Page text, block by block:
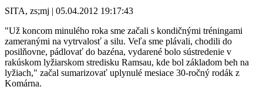
SITA, zs;mj | 05.04.2012 19:17:43
"Už koncom minulého roka sme začali s kondičnými tréningami
zameranými na vytrvalosť a silu. Veľa sme plávali, chodili do
posilňovne, pádlovať do bazéna, vydarené bolo sústredenie v
rakúskom lyžiarskom stredisku Ramsau, kde bol základom beh na
lyžiach," začal sumarizovať uplynulé mesiace 30-ročný rodák z
Komárna.